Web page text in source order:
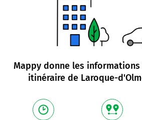
Mappy donne les
itinéraire de Laroque-